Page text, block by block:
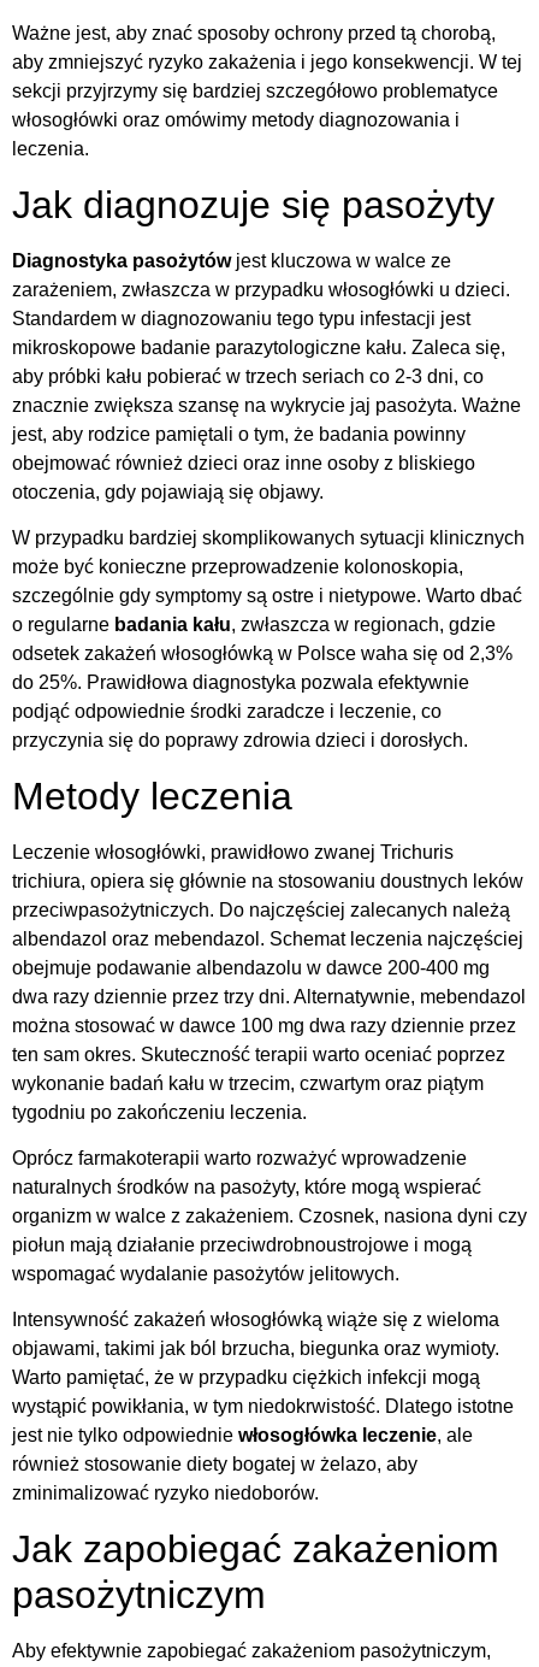
Ważne jest, aby znać sposoby ochrony przed tą chorobą,
aby zmniejszyć ryzyko zakażenia i jego konsekwencji. W tej
sekcji przyjrzymy się bardziej szczegółowo problematyce
włosogłówki oraz omówimy metody diagnozowania i
leczenia.
Jak diagnozuje się pasożyty
Diagnostyka pasożytówjest kluczowa w walce ze
zarażeniem, zwłaszcza w przypadku włosogłówki u dzieci.
Standardem w diagnozowaniu tego typu infestacji jest
mikroskopowe badanie parazytologiczne kału. Zaleca się,
aby próbki kału pobierać w trzech seriach co 2-3 dni, co
znacznie zwiększa szansę na wykrycie jaj pasożyta. Ważne
jest, aby rodzice pamiętali o tym, że badania powinny
obejmować również dzieci oraz inne osoby z bliskiego
otoczenia, gdy pojawiają się objawy.
W przypadku bardziej skomplikowanych sytuacji klinicznych
może być konieczne przeprowadzenie kolonoskopia,
szczególnie gdy symptomy są ostre i nietypowe. Warto dbać
o regularne badania kału, zwłaszcza w regionach, gdzie
odsetek zakażeń włosogłówką w Polsce waha się od 2,3%
do 25%. Prawidłowa diagnostyka pozwala efektywnie
podjąć odpowiednie środki zaradcze i leczenie, co
przyczynia się do poprawy zdrowia dzieci i dorosłych.
Metody leczenia
Leczenie włosogłówki, prawidłowo zwanej Trichuris
trichiura, opiera się głównie na stosowaniu doustnych leków
przeciwpasożytniczych. Do najczęściej zalecanych należą
albendazol oraz mebendazol. Schemat leczenia najczęściej
obejmuje podawanie albendazolu w dawce 200-400 mg
dwa razy dziennie przez trzy dni. Alternatywnie, mebendazol
można stosować w dawce 100 mg dwa razy dziennie przez
ten sam okres. Skuteczność terapii warto oceniać poprzez
wykonanie badań kału w trzecim, czwartym oraz piątym
tygodniu po zakończeniu leczenia.
Oprócz farmakoterapii warto rozważyć wprowadzenie
naturalnych środków na pasożyty, które mogą wspierać
organizm w walce z zakażeniem. Czosnek, nasiona dyni czy
piołun mają działanie przeciwdrobnoustrojowe i mogą
wspomagać wydalanie pasożytów jelitowych.
Intensywność zakażeń włosogłówką wiąże się z wieloma
objawami, takimi jak ból brzucha, biegunka oraz wymioty.
Warto pamiętać, że w przypadku ciężkich infekcji mogą
wystąpić powikłania, w tym niedokrwistość. Dlatego istotne
jest nie tylko odpowiednie włosogłówka leczenie, ale
również stosowanie diety bogatej w żelazo, aby
zminimalizować ryzyko niedoborów.
Jak zapobiegać zakażeniom
pasożytniczym
Aby efektywnie zapobiegać zakażeniom pasożytniczym,